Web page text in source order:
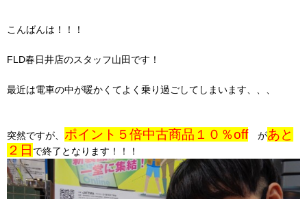
こんばんは！！！
FLD春日井店のスタッフ山田です！
最近は電車の中が暖かくてよく乗り過ごしてしまいます、、、
突然ですが、 ポイント５倍中古商品１０％offがあと
２日 で終了となります！！！